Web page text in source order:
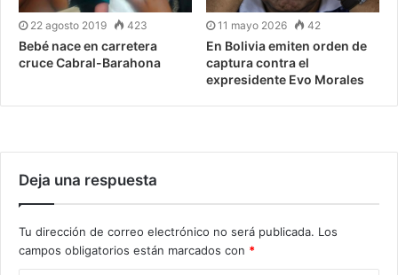
22 agosto 2019 423
Bebé nace en carretera
cruce Cabral-Barahona
11 mayo 2026 42
En Bolivia emiten orden de
captura contra el
expresidente Evo Morales
Deja una respuesta
Tu dirección de correo electrónico no será publicada. Los
campos obligatorios están marcados con *